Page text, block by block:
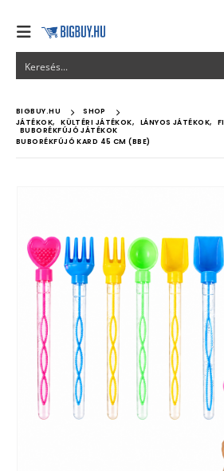
BIGBUY.HU
SHOP
JÁTÉKOK, KÜLTÉRI JÁTÉKOK, LÁNYOS JÁTÉKOK,
BUBORÉKFÚJÓ JÁTÉKOK
BUBORÉKFÚJÓ KARD 45 CM (BBE)